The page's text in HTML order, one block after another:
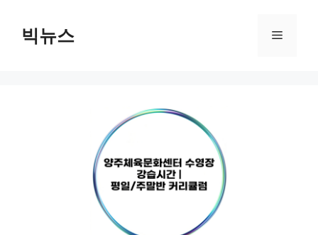
빅뉴스 메